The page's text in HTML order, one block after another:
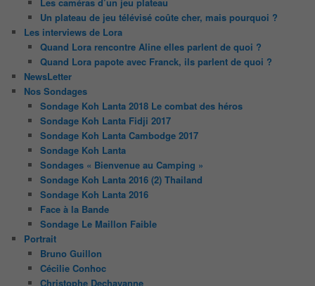
Les caméras d’un jeu plateau
Un plateau de jeu télévisé coûte cher, mais pourquoi ?
Les interviews de Lora
Quand Lora rencontre Aline elles parlent de quoi ?
Quand Lora papote avec Franck, ils parlent de quoi ?
NewsLetter
Nos Sondages
Sondage Koh Lanta 2018 Le combat des héros
Sondage Koh Lanta Fidji 2017
Sondage Koh Lanta Cambodge 2017
Sondage Koh Lanta
Sondages « Bienvenue au Camping »
Sondage Koh Lanta 2016 (2) Thailand
Sondage Koh Lanta 2016
Face à la Bande
Sondage Le Maillon Faible
Portrait
Bruno Guillon
Cécilie Conhoc
Christophe Dechavanne